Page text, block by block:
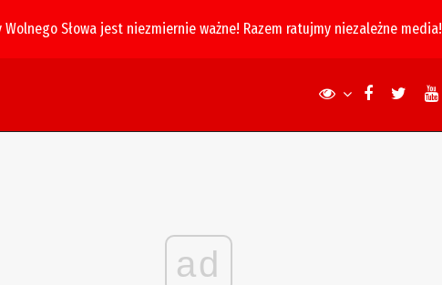
Słowa jest niezmiernie ważne! Razem ratujmy niezależne media!
ad